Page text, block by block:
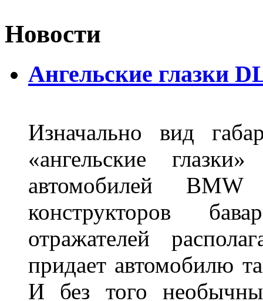
Новости
Ангельские глазки
Изначально вид
«ангельские
автомобилей
конструкторов
отражателей
придает автомобилю
И без того